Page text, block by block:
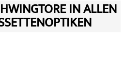
IN ALLEN